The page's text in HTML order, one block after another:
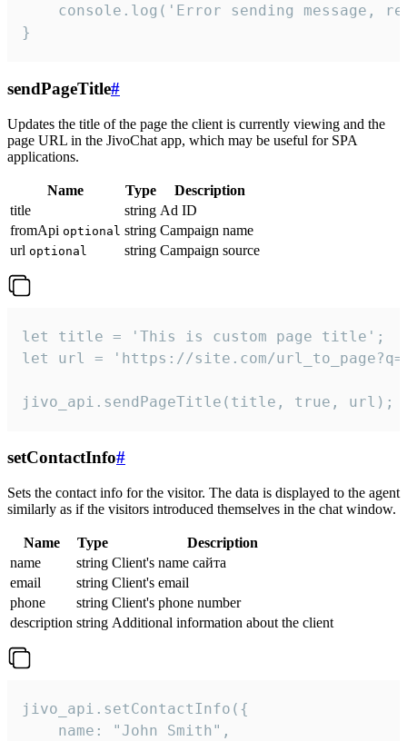
console.log('Error sending message,
}
sendPageTitle#
Updates the title of the page the client is currently viewing and the
page URL in the JivoChat app, which may be useful for SPA
applications.
Name Type
Description
title
string Ad ID
fromApi optional string Campaign name
url optional string Campaign source
let title = 'This is custom page title';
let url = 'https://site.com/
jivo_api.sendPageTitle(title, true, url);
setContactInfo#
Sets the contact info for the visitor. The data is displayed to the agent
similarly as if the visitors introduced themselves in the chat window.
Name Type
Description
name
string Client's name сайта
email
string Client's email
phone
string Client's phone number
description string Additional information about the client
jivo_api.setContactInfo({
    name: "John Smith",